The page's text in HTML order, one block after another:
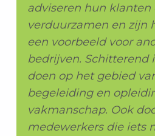
adviseren hun klanten
verduurzamen en zijn
een voorbeeld voor
bedrijven. Schitterend
doen op het gebied
begeleiding en
vakmanschap. Ook
medewerkers die iets